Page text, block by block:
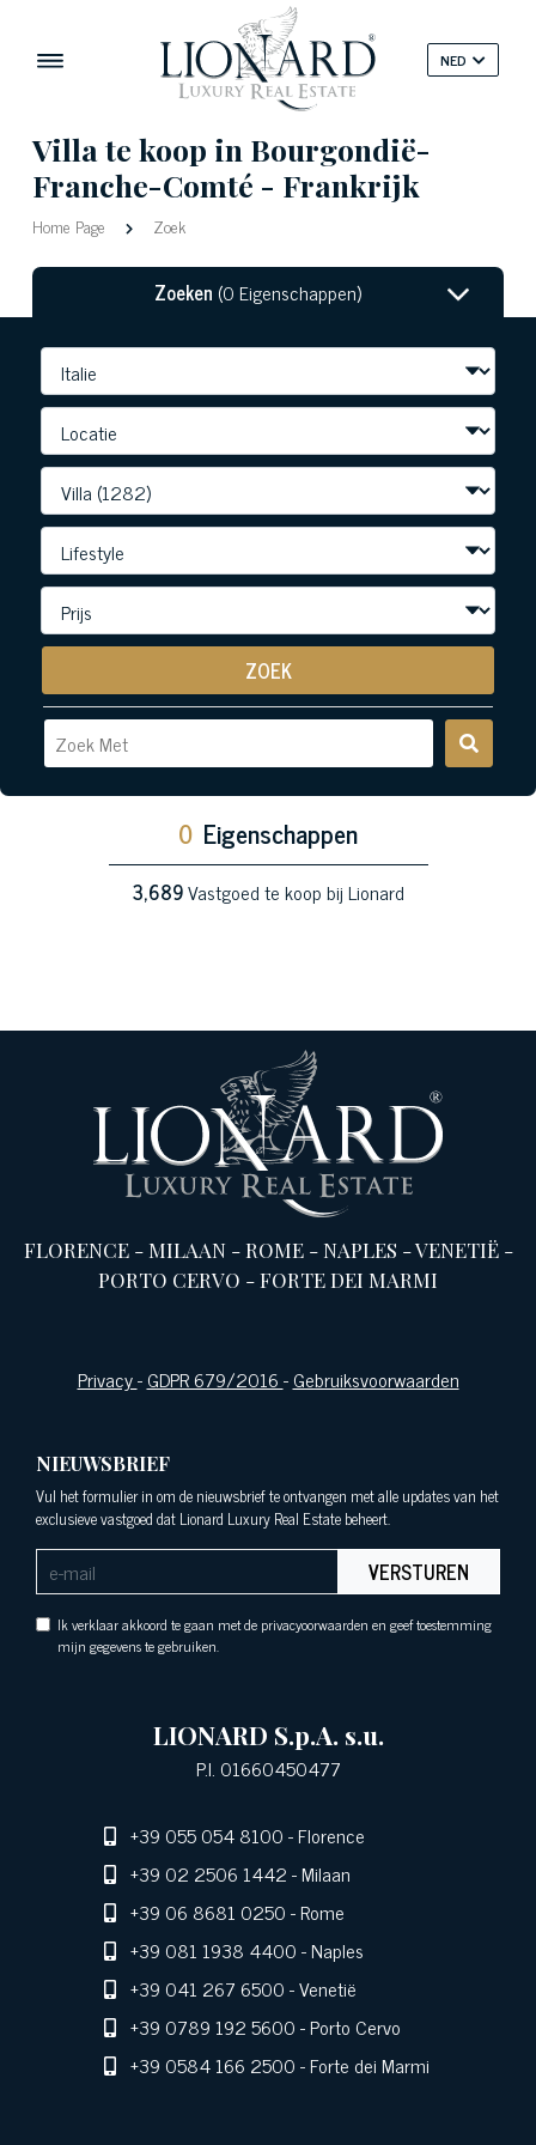
NED
Villa te koop in Bourgondië-
Franche-Comté - Frankrijk
Home Page Zoek
Zoeken (0 Eigenschappen)
ZOEK
0 Eigenschappen
3,689Vastgoed te koop bij Lionard
FLORENCE-MILAAN-ROME-NAPLES -VENETIË-
PORTO CERVO -FORTE DEI MARMI
Privacy-GDPR 679/2016-Gebruiksvoorwaarden
NIEUWSBRIEF
Vul het formulier in om de nieuwsbrief te ontvangen met alle updates van het
exclusieve vastgoed dat Lionard Luxury Real Estate beheert.
VERSTUREN
Ik verklaar akkoord te gaan met de privacyoorwaarden en geef toestemming
mijn gegevens te gebruiken.
LIONARD S.p.A. s.u.
P.I. 01660450477
+39 055 054 8100- Florence
+39 02 2506 1442- Milaan
+39 06 8681 0250- Rome
+39 081 1938 4400- Naples
+39 041 267 6500- Venetië
+39 0789 192 5600- Porto Cervo
+39 0584 166 2500- Forte dei Marmi